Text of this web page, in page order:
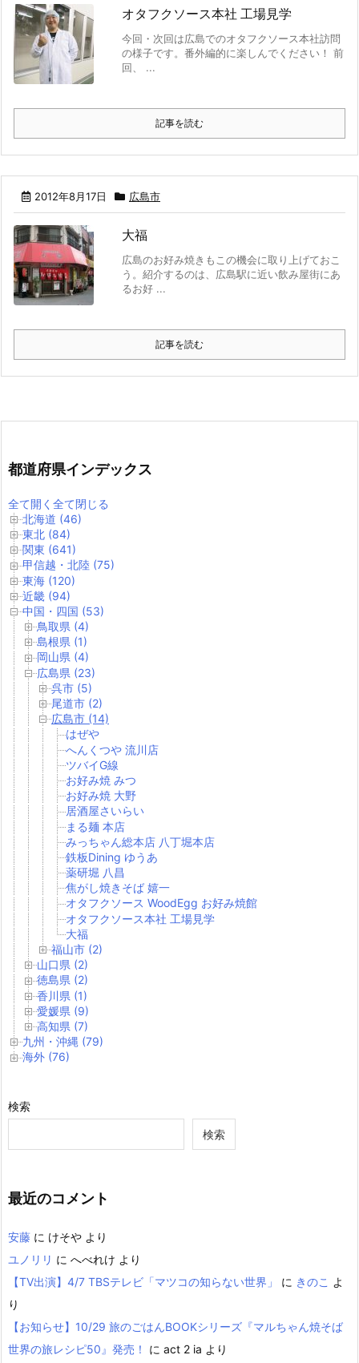
オタフクソース本社 工場見学
今回・次回は広島でのオタフクソース本社訪問
の様子です。番外編的に楽しんでください！ 前
回、 ...
記事を読む
2012年8月17日 広島市
大福
広島のお好み焼きもこの機会に取り上げておこ
う。紹介するのは、広島駅に近い飲み屋街にあ
るお好 ...
記事を読む
都道府県インデックス
全て開く 全て閉じる
北海道 (46)
東北 (84)
関東 (641)
甲信越・北陸 (75)
東海 (120)
近畿 (94)
中国・四国 (53)
鳥取県 (4)
島根県 (1)
岡山県 (4)
広島県 (23)
呉市 (5)
尾道市 (2)
広島市 (14)
はぜや
へんくつや 流川店
ツバイG線
お好み焼 みつ
お好み焼 大野
居酒屋さいらい
まる麺 本店
みっちゃん総本店 八丁堀本店
鉄板Dining ゆうあ
薬研堀 八昌
焦がし焼きそば 嬉一
オタフクソース WoodEgg お好み焼館
オタフクソース本社 工場見学
大福
福山市 (2)
山口県 (2)
徳島県 (2)
香川県 (1)
愛媛県 (9)
高知県 (7)
九州・沖縄 (79)
海外 (76)
検索
検索
最近のコメント
安藤 に けそや より
ユノリリ に へべれけ より
【TV出演】4/7 TBSテレビ「マツコの知らない世界」
に きのこ よ
り
【お知らせ】10/29 旅のごはんBOOKシリーズ『マルちゃん焼そば
世界の旅レシピ50』発売！
に act 2 ia より